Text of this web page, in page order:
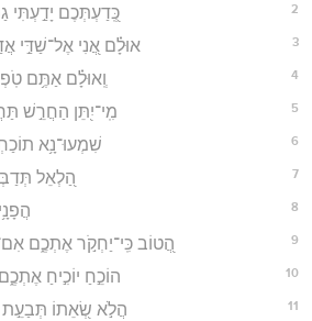
2 כְּֽ֭דַעְתְּכֶם יָדַ֣עְתִּי
3 אוּלָ֗ם אֲ֭נִי אֶל־שַׁדַּ֣י
4 וְֽאוּלָ֗ם אַתֶּ֥ם
5 מִֽי־יִ֭תֵּן הַחֲרֵ֣שׁ
6 שִׁמְעוּ־נָ֥א
7 הַ֭לְאֵל
8
9 הֲ֭טוֹב כִּֽי־יַחְקֹ֣ר אֶתְכֶ֑ם
10 הוֹכֵ֣חַ יוֹכִ֣יחַ
11 הֲלֹ֣א שְׂ֭אֵתוֹ תְּבַעֵ֣ת